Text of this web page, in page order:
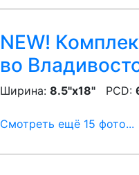
NEW!
во
Ширина: 8.5"x18" PCD:
Смотреть ещё 15 фото...